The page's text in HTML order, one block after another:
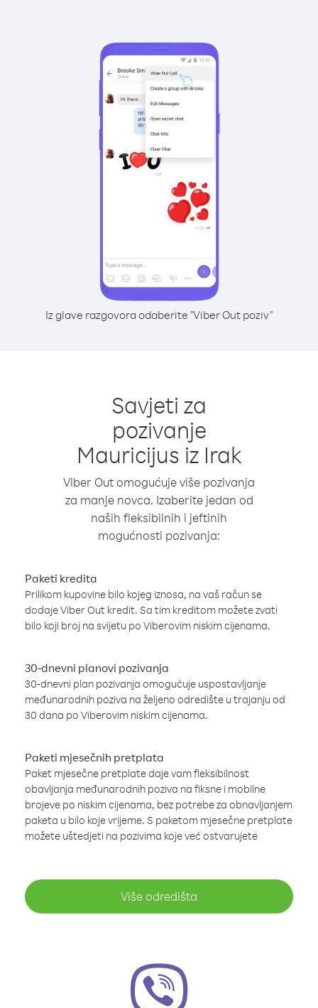
Iz glave razgovora odaberite "Viber Out poziv"
Savjeti za
pozivanje
Mauricijus iz Irak
Viber Out omogućuje više pozivanja
za manje novca. Izaberite jedan od
naših fleksibilnih i jeftinih
mogućnosti pozivanja:
Paketi kredita
Prilikom kupovine bilo kojeg iznosa, na vaš račun se
dodaje Viber Out kredit. Sa tim kreditom možete zvati
bilo koji broj na svijetu po Viberovim niskim cijenama.
30-dnevni planovi pozivanja
30-dnevni plan pozivanja omogućuje uspostavljanje
međunarodnih poziva na željeno odredište u trajanju od
30 dana po Viberovim niskim cijenama.
Paketi mjesečnih pretplata
Paket mjesečne pretplate daje vam fleksibilnost
obavljanja međunarodnih poziva na fiksne i mobilne
brojeve po niskim cijenama, bez potrebe za obnavljanjem
paketa u bilo koje vrijeme. S paketom mjesečne pretplate
možete uštedjeti na pozivima koje već ostvarujete
Više odredišta